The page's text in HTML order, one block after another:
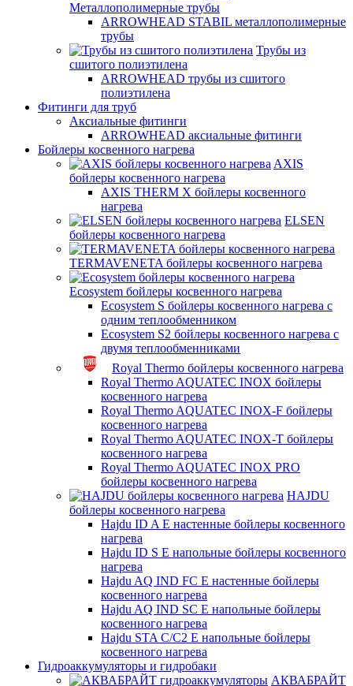
Металлополимерные трубы
ARROWHEAD STABIL металлополимерные
трубы
Трубы из
сшитого полиэтилена
ARROWHEAD трубы из сшитого
полиэтилена
Фитинги для труб
Аксиальные фитинги
ARROWHEAD аксиальные фитинги
Бойлеры косвенного нагрева
AXIS
бойлеры косвенного нагрева
AXIS THERM X бойлеры косвенного
нагрева
ELSEN
бойлеры косвенного нагрева
TERMAVENETA бойлеры косвенного нагрева
Ecosystem бойлеры косвенного нагрева
Ecosystem S бойлеры косвенного нагрева с
одним теплообменником
Ecosystem S2 бойлеры косвенного нагрева с
двумя теплообменниками
Royal Thermo бойлеры косвенного нагрева
Royal Thermo AQUATEC INOX бойлеры
косвенного нагрева
Royal Thermo AQUATEC INOX-F бойлеры
косвенного нагрева
Royal Thermo AQUATEC INOX-T бойлеры
косвенного нагрева
Royal Thermo AQUATEC INOX PRO
бойлеры косвенного нагрева
HAJDU
бойлеры косвенного нагрева
Hajdu ID A E настенные бойлеры косвенного
нагрева
Hajdu ID S E напольные бойлеры косвенного
нагрева
Hajdu AQ IND FC E настенные бойлеры
косвенного нагрева
Hajdu AQ IND SC E напольные бойлеры
косвенного нагрева
Hajdu STA C/C2 E напольные бойлеры
косвенного нагрева
Гидроаккумуляторы и гидробаки
АКВАБРАЙТ